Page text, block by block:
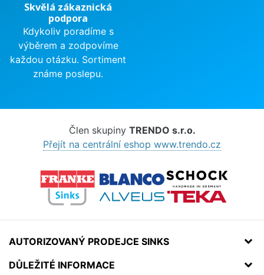
Skvělá zákaznická
podpora
Kdykoliv poradíme s
výběrem a zodpovíme
každou otázku. Sortiment
známe poslepu.
Člen skupiny TRENDO s.r.o.
Přejít na centrální eshop www.trendo.cz
AUTORIZOVANÝ PRODEJCE SINKS
DŮLEŽITÉ INFORMACE